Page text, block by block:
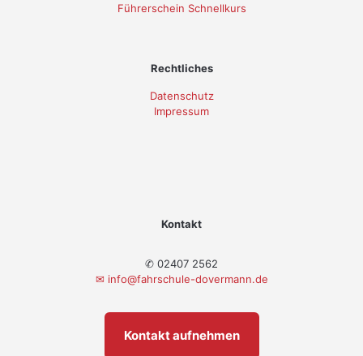
Führerschein Schnellkurs
Rechtliches
Datenschutz
Impressum
Kontakt
✆ 02407 2562
✉ info@fahrschule-dovermann.de
Kontakt aufnehmen